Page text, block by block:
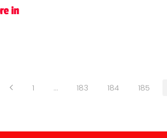
in
1 … 183 184 185